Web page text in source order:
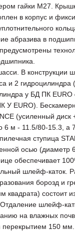
гайки М27.
в корпус и
абразива в
В конструкции
и 2 гидроцилиндра
у БД ПК EURO
У EURO).
(усиленный
6 м - 11.5/80-15.3, а
ступица
осью
обеспечивает
шлейф-каток.
борозд и
квадрата) состоит
шлейф-
на влажных
перекрытием 150